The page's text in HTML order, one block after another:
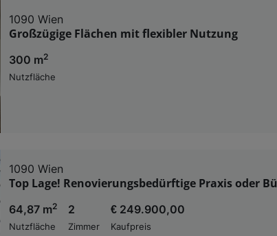
1090 Wien
Großzügige Flächen mit flexibler Nutzung
300 m2
Nutzfläche
1090 Wien
Top Lage! Renovierungsbedürftige Praxis oder
64,87 m2
Nutzfläche
2
Zimmer
€ 249.900,00
Kaufpreis